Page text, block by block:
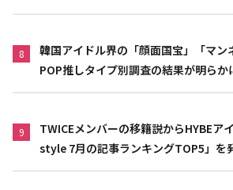
8
韓国アイドル界の「顔面国宝」「マン
POP推しタイプ別調査の結果が明らか
9
TWICEメンバーの移籍説からHYBEア
style 7月の記事ランキングTOP5」を